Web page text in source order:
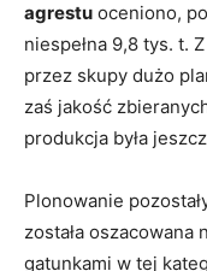
agrestu oceniono,
niespełna 9,8 tys. t.
przez skupy dużo
zaś jakość
produkcja była
Plonowanie
została
gatunkami w tej